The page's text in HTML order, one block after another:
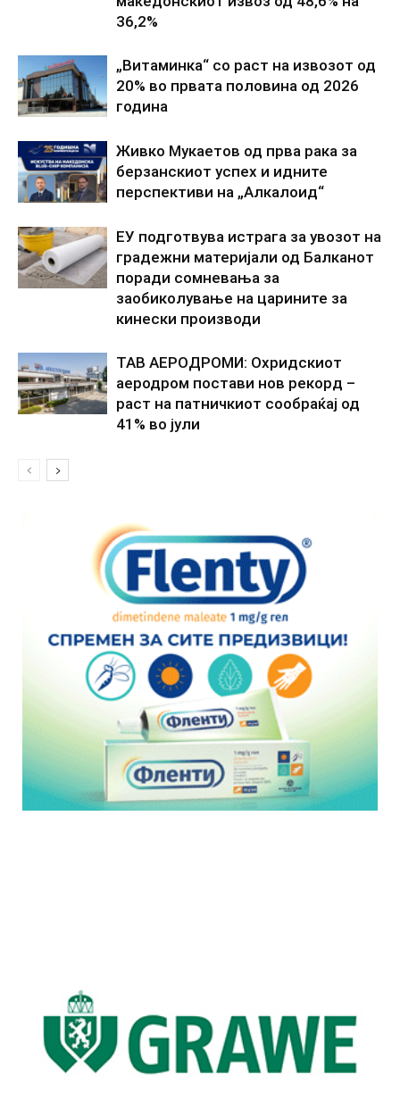
36,2%
„Витаминка“ со раст на извозот од
20% во првата половина од 2026
година
Живко Мукаетов од прва рака за
берзанскиот успех и идните
перспективи на „Алкалоид“
ЕУ подготвува истрага за увозот на
градежни материјали од Балканот
поради сомневања за
заобиколување на царините за
кинески производи
ТАВ АЕРОДРОМИ: Охридскиот
аеродром постави нов рекорд –
раст на патничкиот сообраќај од
41% во јули